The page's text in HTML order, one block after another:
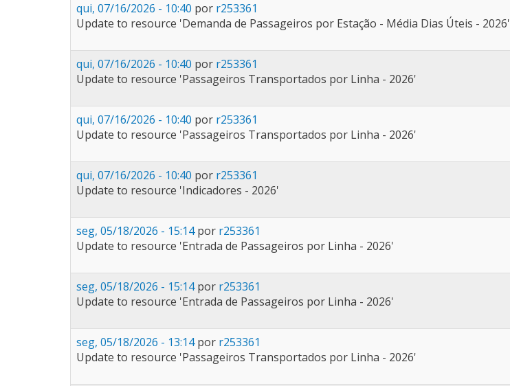
qui, 07/16/2026 - 10:40 por r253361
Update to resource 'Demanda de Passageiros por Estação - Média Dias Úteis - 2026'
qui, 07/16/2026 - 10:40 por r253361
Update to resource 'Passageiros Transportados por Linha - 2026'
qui, 07/16/2026 - 10:40 por r253361
Update to resource 'Passageiros Transportados por Linha - 2026'
qui, 07/16/2026 - 10:40 por r253361
Update to resource 'Indicadores - 2026'
seg, 05/18/2026 - 15:14por r253361
Update to resource 'Entrada de Passageiros por Linha - 2026'
seg, 05/18/2026 - 15:14por r253361
Update to resource 'Entrada de Passageiros por Linha - 2026'
seg, 05/18/2026 - 13:14por r253361
Update to resource 'Passageiros Transportados por Linha - 2026'